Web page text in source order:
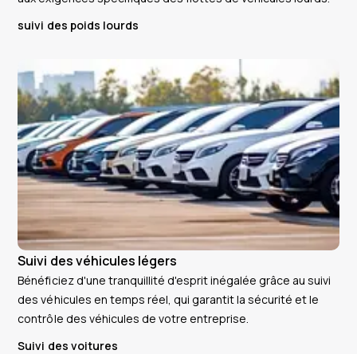
suivi des poids lourds
Suivi des véhicules légers
Bénéficiez d'une tranquillité d'esprit inégalée grâce au suivi
des véhicules en temps réel, qui garantit la sécurité et le
contrôle des véhicules de votre entreprise.
Suivi des voitures